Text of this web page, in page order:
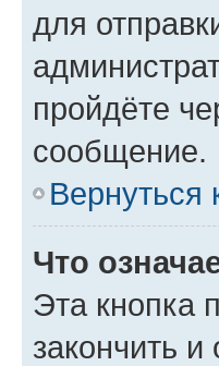
для
пройдёте
сообщение.
Вернуться
Что
Эта кнопка
закончить и